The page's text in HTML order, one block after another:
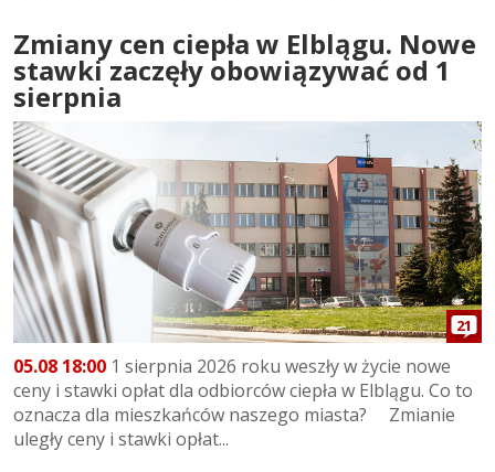
Zmiany cen ciepła w Elblągu. Nowe
stawki zaczęły obowiązywać od 1
sierpnia
21
05.08 18:00 1 sierpnia 2026 roku weszły w życie nowe
ceny i stawki opłat dla odbiorców ciepła w Elblągu. Co to
oznacza dla mieszkańców naszego miasta? Zmianie
uległy ceny i stawki opłat...